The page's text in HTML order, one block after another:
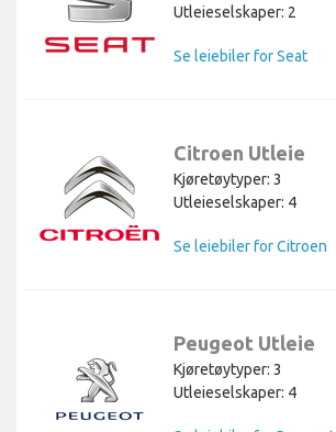
Utleieselskaper: 2
Se leiebiler for Seat
Citroen Utleie
Kjøretøytyper: 3
Utleieselskaper: 4
Se leiebiler for Citroen
Peugeot Utleie
Kjøretøytyper: 3
Utleieselskaper: 4